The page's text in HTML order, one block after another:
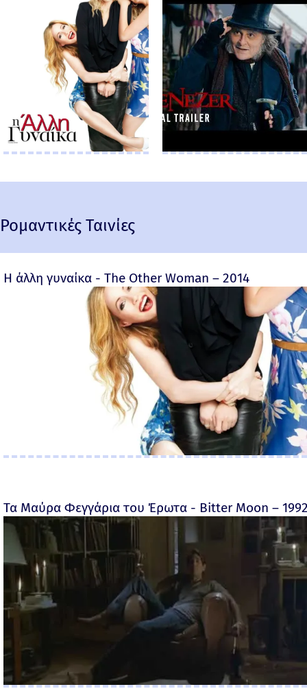
Ρομαντικές Ταινίες
Η άλλη γυναίκα - The Other Woman – 2014
Τα Μαύρα Φεγγάρια του Έρωτα - Bitter Moon –